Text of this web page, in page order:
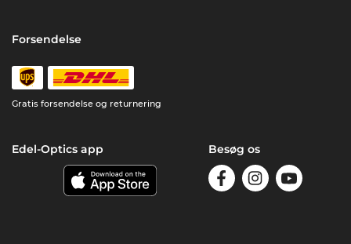
Forsendelse
Gratis forsendelse og returnering
Edel-Optics app Besøg os